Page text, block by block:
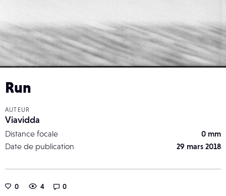
Run
AUTEUR
Viavidda
Distance focale
0 mm
Date de publication
29 mars 2018
0 4 0